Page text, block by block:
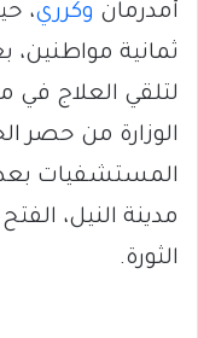
أمدرمان وكرري،
ثمانية
لتلقي العلاج في
الوزارة من حصر
المستشفيات
الثورة.